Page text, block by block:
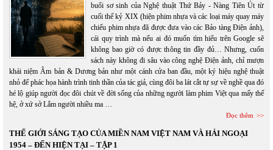
buổi sơ sinh của Nghệ thuật Thứ Bảy - Nàng Tiên Út từ
cuối thế kỷ XIX (hiện phim nhựa và các loại máy quay máy
chiếu phim nhựa đã được đưa vào các Bảo tàng Điện ảnh),
cái quy trình mà nếu ai đó muốn tìm hiểu trên Google sẽ
không bao giờ có được thông tin đầy đủ… Nhưng, cuốn
sách này không đi sâu vào công nghệ Điện ảnh, chỉ mượn
khái niệm Âm bản & Dương bản như một cánh cửa ban đầu, một ký hiệu nghệ thuật
nhỏ để phác họa hành trình tinh thần của tác giả, cùng đôi ba lát cắt tự sự về nghề qua đó
hé lộ giúp người đọc đôi chút về đời sống của những người làm phim Việt qua mấy thế
hệ, ở xứ sở Lắm người nhiều ma …
Đọc thêm
THẾ GIỚI SÁNG TẠO CỦA MIỀN NAM VIỆT NAM VÀ HẢI NGOẠI
1954 – ĐẾN HIỆN TẠI – TẬP 1